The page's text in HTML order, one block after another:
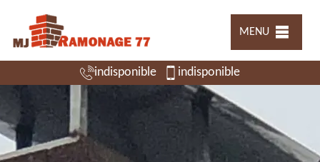
MENU
indisponible indisponible